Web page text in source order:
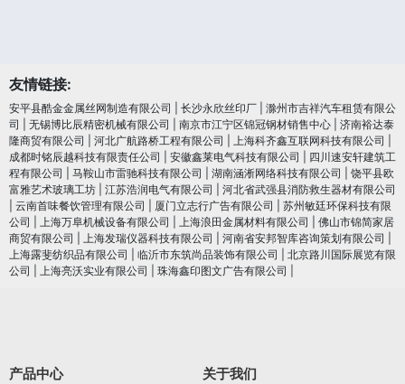
友情链接:
安平县酷金金属丝网制造有限公司 长沙永欣丝印厂
滁州市吉祥汽车租赁有限公
司
无锡博比辰精密机械有限公司 南京市江宁区锦冠钢材销售中心
济南裕达泰
隆商贸有限公司
河北广航路桥工程有限公司 上海科齐鑫互联网科技有限公司
成都时铭辰越科技有限责任公司
安徽鑫莱电气科技有限公司
四川速安轩建筑工
程有限公司
马鞍山市雷驰科技有限公司 湖南涵淅网络科技有限公司
饶平县欧
富雅艺术玻璃工坊
江苏浩润电⽓有限公司
河北省武强县消防救生器材有限公司
云南首味餐饮管理有限公司 厦门立志行广告有限公司
苏州敏廷环保科技有限
公司
上海万阜机械设备有限公司 上海浪田金属材料有限公司
佛山市锦简家居
商贸有限公司
上海发瑞仪器科技有限公司 河南省安邦智库咨询策划有限公司
上海露斐纺织品有限公司
临沂市东筑尚品装饰有限公司
北京路川国际展览有限
公司
上海亮沃实业有限公司 珠海鑫印图文广告有限公司
产品中心 关于我们